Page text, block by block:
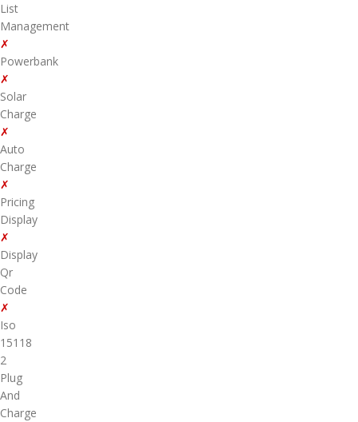
List
Management
✗
Powerbank
✗
Solar
Charge
✗
Auto
Charge
✗
Pricing
Display
✗
Display
Qr
Code
✗
Iso
15118
2
Plug
And
Charge